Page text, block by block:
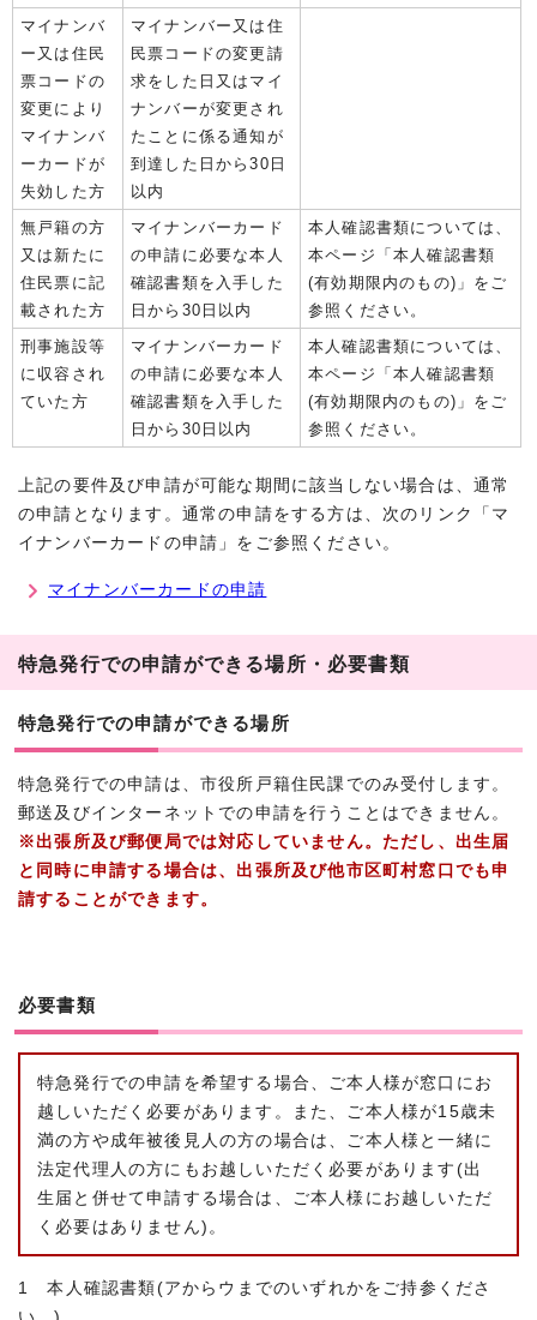
マイナンバ
ー又は住民
票コードの
変更により
マイナンバ
ーカードが
失効した方
マイナンバー又は住
民票コードの変更請
求をした日又はマイ
ナンバーが変更され
たことに係る通知が
到達した日から30日
以内
無戸籍の方
又は新たに
住民票に記
載された方
マイナンバーカード
の申請に必要な本人
確認書類を入手した
日から30日以内
本人確認書類については、
本ページ「本人確認書類
(有効期限内のもの)」をご
参照ください。
刑事施設等
に収容され
ていた方
マイナンバーカード
の申請に必要な本人
確認書類を入手した
日から30日以内
本人確認書類については、
本ページ「本人確認書類
(有効期限内のもの)」をご
参照ください。
上記の要件及び申請が可能な期間に該当しない場合は、通常
の申請となります。通常の申請をする方は、次のリンク「マ
イナンバーカードの申請」をご参照ください。
マイナンバーカードの申請
特急発行での申請ができる場所・必要書類
特急発行での申請ができる場所
特急発行での申請は、市役所戸籍住民課でのみ受付します。
郵送及びインターネットでの申請を行うことはできません。
※出張所及び郵便局では対応していません。ただし、出生届
と同時に申請する場合は、出張所及び他市区町村窓口でも申
請することができます。
必要書類
特急発行での申請を希望する場合、ご本人様が窓口にお
越しいただく必要があります。また、ご本人様が15歳未
満の方や成年被後見人の方の場合は、ご本人様と一緒に
法定代理人の方にもお越しいただく必要があります(出
生届と併せて申請する場合は、ご本人様にお越しいただ
く必要はありません)。
1 本人確認書類(アからウまでのいずれかをご持参くださ